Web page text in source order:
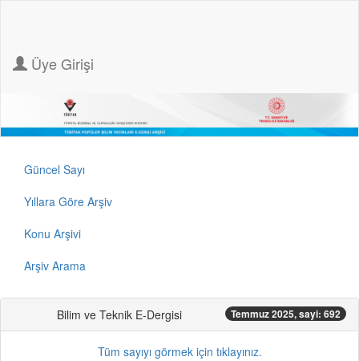
Üye Girişi
Güncel Sayı
Yıllara Göre Arşiv
Konu Arşivi
Arşiv Arama
Bilim ve Teknik E-Dergisi Temmuz 2025, sayi: 692
Tüm sayıyı görmek için tıklayınız.